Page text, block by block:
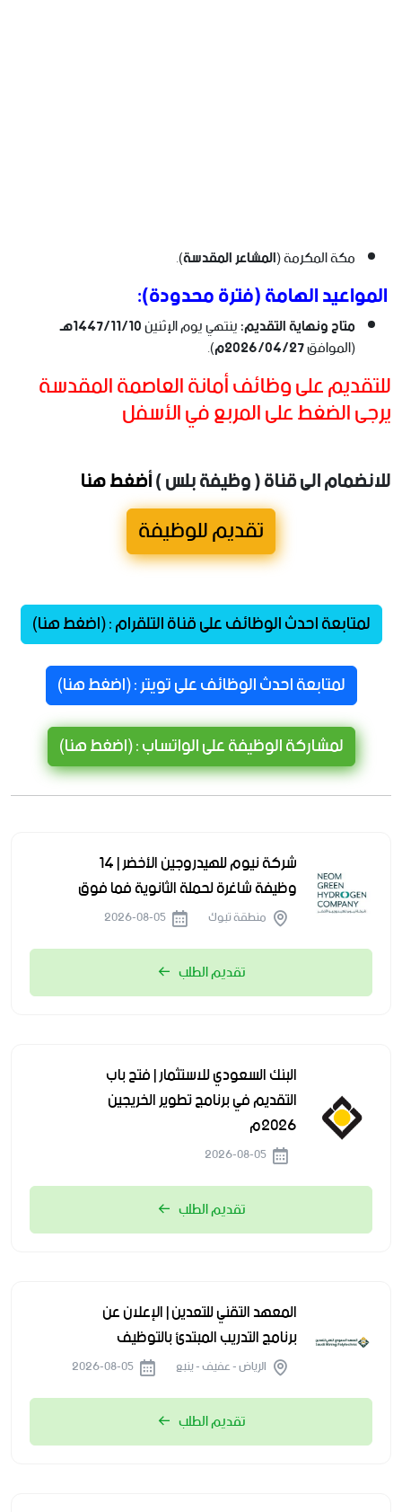
مكة المكرمة (المشاعر المقدسة).
المواعيد الهامة (فترة محدودة):
متاح ونهاية التقديم:ينتهي يوم الإثنين1447/11/10هـ
(الموافق2026/04/27م ).
للتقديم على وظائف أمانة العاصمة المقدسة
يرجى الضغط على المربع في الأسفل
للانضمام الى قناة ( وظيفة بلس )أضغط هنا
تقديم للوظيفة
لمتابعة احدث الوظائف على قناة التلقرام : (اضغط هنا)
لمتابعة احدث الوظائف على تويتر : (اضغط هنا)
لمشاركة الوظيفة على الواتساب : (اضغط هنا)
شركة نيوم للهيدروجين الأخضر | 14
وظيفة شاغرة لحملة الثانوية فما فوق
منطقة تبوك
تقديم الطلب
البنك السعودي للاستثمار | فتح باب
التقديم في برنامج تطوير الخريجين
2026م
تقديم الطلب
المعهد التقني للتعدين | الإعلان عن
برنامج التدريب المبتدئ بالتوظيف
الرياض - عفيف - ينبع
تقديم الطلب